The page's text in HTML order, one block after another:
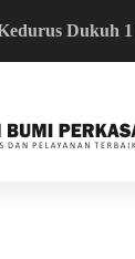
Dukuh 1